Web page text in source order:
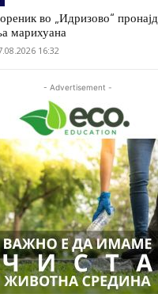
во „Идризово“
марихуана
16:32
- Advertisement -